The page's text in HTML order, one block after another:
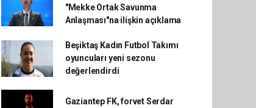
"Mekke Ortak Savunma
Anlaşması"na ilişkin açıklama
Beşiktaş Kadın Futbol Takımı
oyuncuları yeni sezonu
değerlendirdi
Gaziantep FK, forvet Serdar